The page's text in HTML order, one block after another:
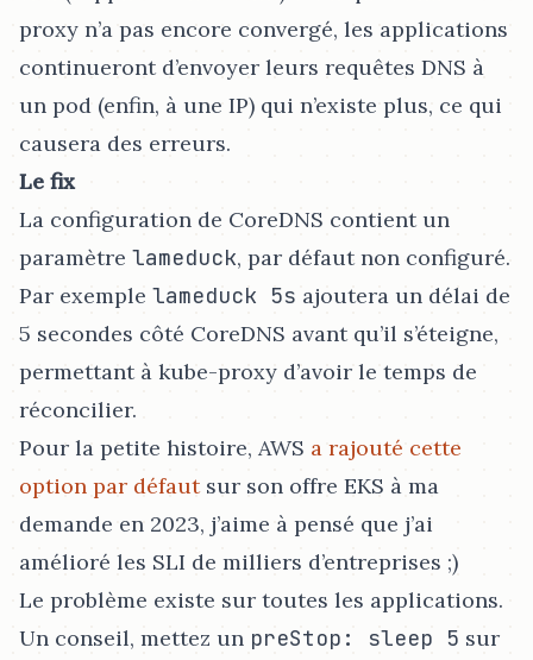
proxy n’a pas encore convergé, les applications
continueront d’envoyer leurs requêtes DNS à
un pod (enfin, à une IP) qui n’existe plus, ce qui
causera des erreurs.
Le fix
La configuration de CoreDNS contient un
paramètre lameduck, par défaut non configuré.
Par exemple lameduck 5s ajoutera un délai de
5 secondes côté CoreDNS avant qu’il s’éteigne,
permettant à kube-proxy d’avoir le temps de
réconcilier.
Pour la petite histoire, AWS a rajouté cette
option par défautsur son offre EKS à ma
demande en 2023, j’aime à pensé que j’ai
amélioré les SLI de milliers d’entreprises ;)
Le problème existe sur toutes les applications.
Un conseil, mettez un preStop: sleep 5 sur